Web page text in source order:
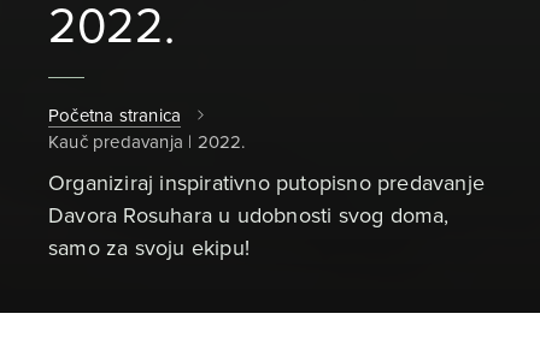
2022.
Početna stranica
Kauč predavanja | 2022.
Organiziraj inspirativno putopisno predavanje
Davora Rosuhara u udobnosti svog doma,
samo za svoju ekipu!